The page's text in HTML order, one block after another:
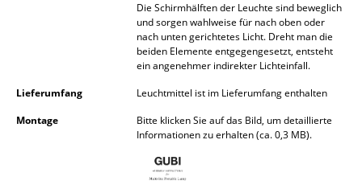
Einzelbetten
Stapelbetten
Die Schirmhälften der Leuchte sind beweglich
und sorgen wahlweise für nach oben oder
nach unten gerichtetes Licht. Dreht man die
beiden Elemente entgegengesetzt, entsteht
ein angenehmer indirekter Lichteinfall.
Lieferumfang
Leuchtmittel ist im Lieferumfang enthalten
Montage
Bitte klicken Sie auf das Bild, um detaillierte
Informationen zu erhalten (ca. 0,3 MB).